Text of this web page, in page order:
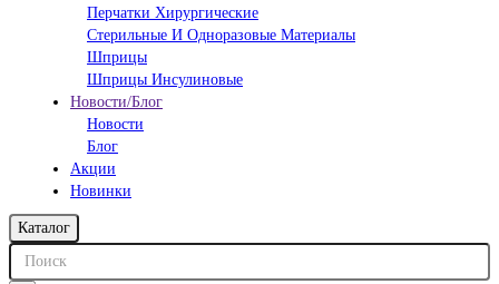
Перчатки Хирургические
Стерильные И Одноразовые Материалы
Шприцы
Шприцы Инсулиновые
Новости/Блог
Новости
Блог
Акции
Новинки
Каталог